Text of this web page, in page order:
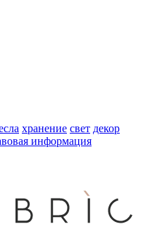
хранение свет декор
информация